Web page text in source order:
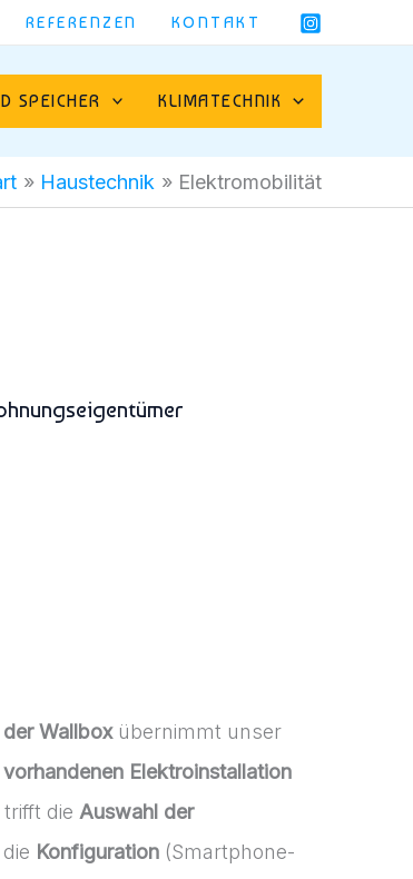
REFERENZEN KONTAKT
SPEICHER KLIMATECHNIK
Haustechnik Elektromobilität
Wallboxübernimmt unser
vorhandenen Elektroinstallation
die Auswahl der
Konfiguration (Smartphone-